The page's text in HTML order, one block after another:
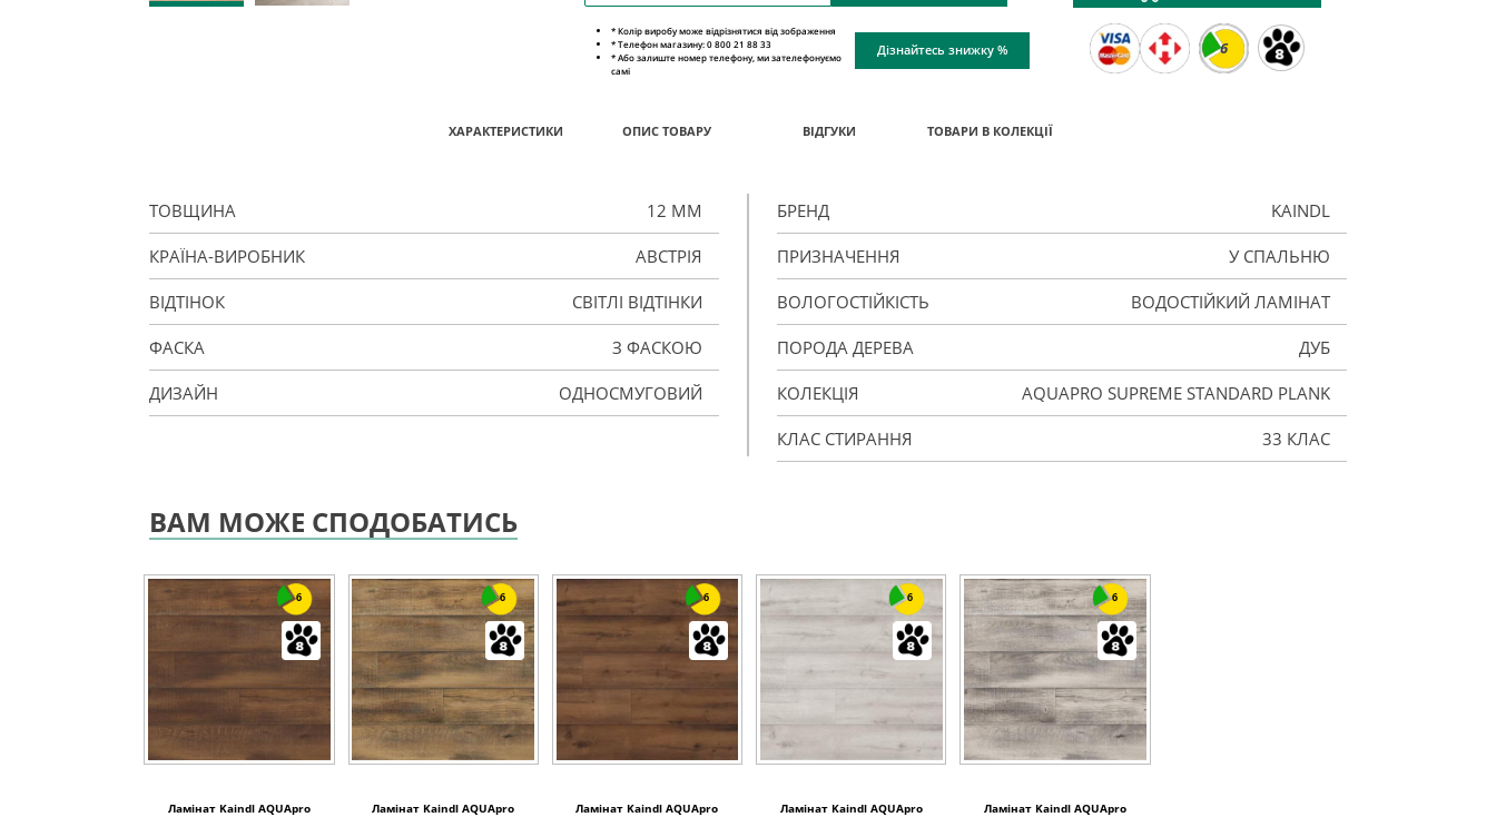
6
* Колір виробу може відрізнятися від зображення
* Телефон магазину: 0 800 21 88 33
* Або залиште номер телефону, ми зателефонуємо
самі
Дізнайтесь знижку %
ХАРАКТЕРИСТИКИ ОПИС ТОВАРУ ВІДГУКИ ТОВАРИ В КОЛЕКЦІЇ
ТОВЩИНА 12 ММ
КРАЇНА-ВИРОБНИК АВСТРІЯ
ВІДТІНОК СВІТЛІ ВІДТІНКИ
ФАСКА З ФАСКОЮ
ДИЗАЙН ОДНОСМУГОВИЙ
БРЕНД KAINDL
ПРИЗНАЧЕННЯ У СПАЛЬНЮ
ВОЛОГОСТІЙКІСТЬ ВОДОСТІЙКИЙ ЛАМІНАТ
ПОРОДА ДЕРЕВА ДУБ
КОЛЕКЦІЯ AQUAPRO SUPREME STANDARD PLANK
КЛАС СТИРАННЯ 33 КЛАС
ВАМ МОЖЕ СПОДОБАТИСЬ
6
Ламінат Kaindl AQUApro
6
Ламінат Kaindl AQUApro
6
Ламінат Kaindl AQUApro
6
Ламінат Kaindl AQUApro
6
Ламінат Kaindl AQUApro